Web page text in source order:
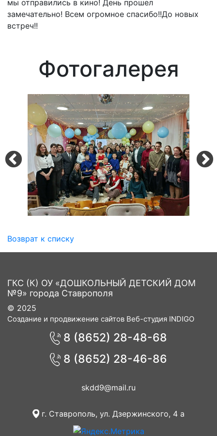
мы отправились в кино! День прошел
замечательно! Всем огромное спасибо!!До новых
встреч!!
Фотогалерея
Возврат к списку
ГКС (К) ОУ «ДОШКОЛЬНЫЙ ДЕТСКИЙ ДОМ
№9» города Ставрополя
© 2025
Создание и продвижение сайтов Веб-студия INDIGO
8 (8652) 28-48-68
8 (8652) 28-46-86
skdd9@mail.ru
г. Ставрополь, ул. Дзержинского, 4 а